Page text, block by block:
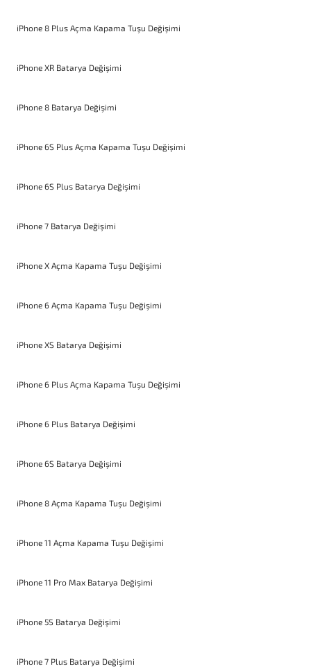
iPhone 8 Plus Açma Kapama Tuşu Değişimi
iPhone XR Batarya Değişimi
iPhone 8 Batarya Değişimi
iPhone 6S Plus Açma Kapama Tuşu Değişimi
iPhone 6S Plus Batarya Değişimi
iPhone 7 Batarya Değişimi
iPhone X Açma Kapama Tuşu Değişimi
iPhone 6 Açma Kapama Tuşu Değişimi
iPhone XS Batarya Değişimi
iPhone 6 Plus Açma Kapama Tuşu Değişimi
iPhone 6 Plus Batarya Değişimi
iPhone 6S Batarya Değişimi
iPhone 8 Açma Kapama Tuşu Değişimi
iPhone 11 Açma Kapama Tuşu Değişimi
iPhone 11 Pro Max Batarya Değişimi
iPhone 5S Batarya Değişimi
iPhone 7 Plus Batarya Değişimi